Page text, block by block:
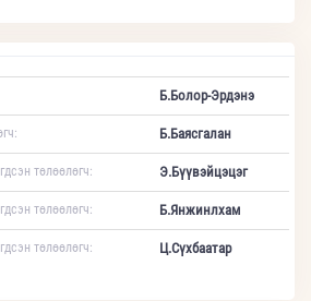
Б.Болор-Эрдэнэ
Б.Баясгалан
төлөөлөгч: Э.Бүүвэйцэцэг
төлөөлөгч: Б.Янжинлхам
төлөөлөгч: Ц.Сүхбаатар